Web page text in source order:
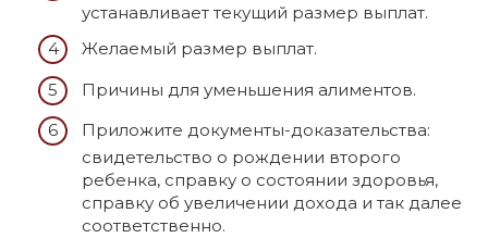
устанавливает текущий размер выплат.
Желаемый размер выплат.
Причины для уменьшения алиментов.
Приложите документы-доказательства:
свидетельство о рождении второго
ребенка, справку о состоянии здоровья,
справку об увеличении дохода и так далее
соответственно.